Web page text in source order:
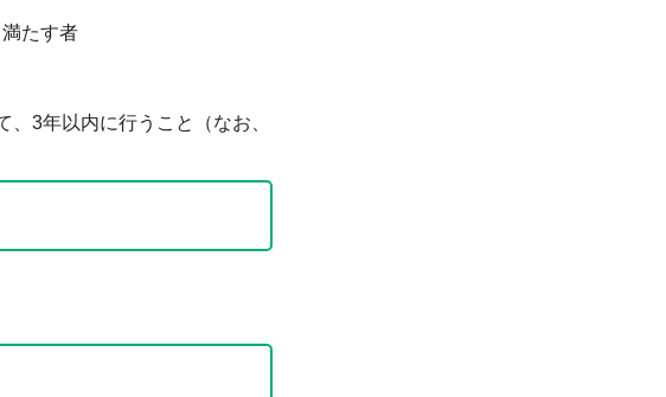
たす者
3年以内に行うこと（なお、